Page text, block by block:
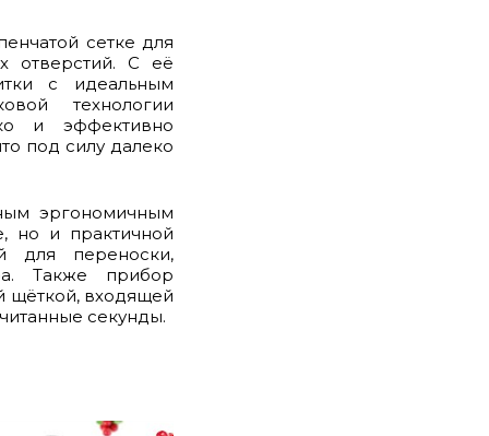
сетке для
отверстий. С её
с идеальным
технологии
и эффективно
под силу далеко
эргономичным
но и практичной
для переноски,
Также прибор
щёткой, входящей
секунды.